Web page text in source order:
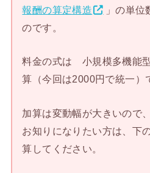
報酬の算定構造
」の単
のです。
料金の式は 小規模多機能
算（今回は2000円で統一）
加算は変動幅が大きいので
お知りになりたい方は、下
算してください。